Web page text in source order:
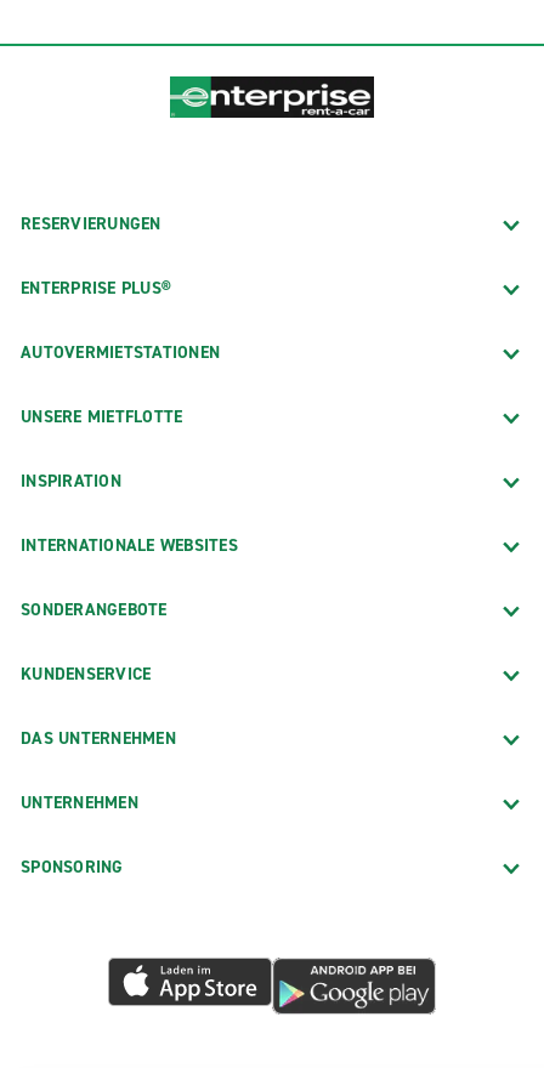
RESERVIERUNGEN
ENTERPRISE PLUS®
AUTOVERMIETSTATIONEN
UNSERE MIETFLOTTE
INSPIRATION
INTERNATIONALE WEBSITES
SONDERANGEBOTE
KUNDENSERVICE
DAS UNTERNEHMEN
UNTERNEHMEN
SPONSORING